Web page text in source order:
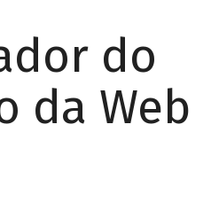
do
da Web